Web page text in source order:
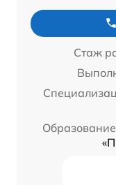
Стаж